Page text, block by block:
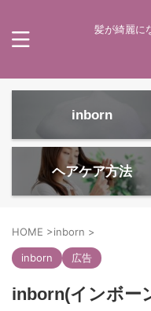
髪が綺麗に
inborn
ヘアケア方法
HOME >inborn >
inborn 広告
inborn(インボー